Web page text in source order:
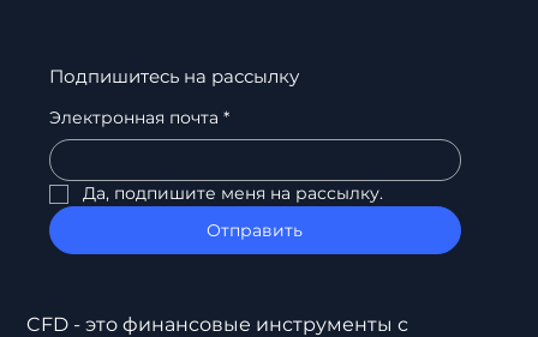
Подпишитесь на рассылку
Электронная почта *
Да, подпишите меня на рассылку.
Отправить
CFD - это финансовые инструменты с